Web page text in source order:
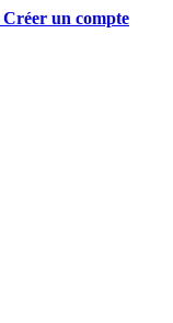
Créer un compte